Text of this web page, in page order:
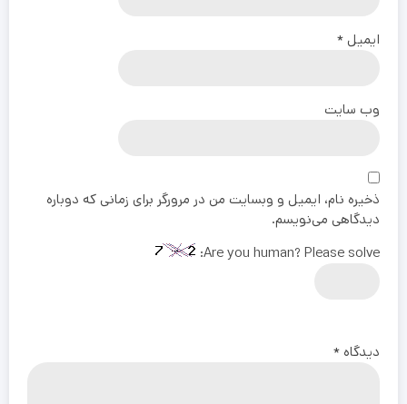
ایمیل*
وب‌ سایت
ذخیره نام، ایمیل و وبسایت من در مرورگر برای زمانی که دوباره
دیدگاهی می‌نویسم.
Are you human? Please solve:
دیدگاه *